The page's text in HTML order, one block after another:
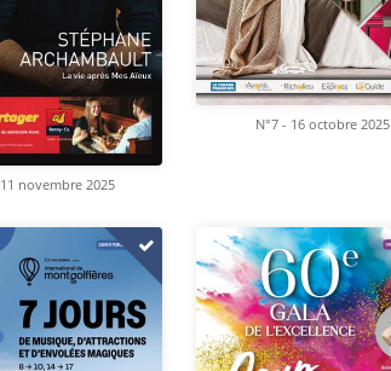
novembre 2025
N°7 - 16 octobre 2025